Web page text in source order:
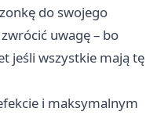
do swojego
uwagę – bo
jeśli wszystkie mają tę
i maksymalnym